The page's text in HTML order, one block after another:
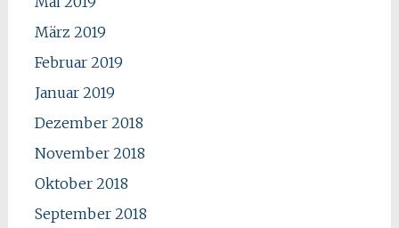
März 2019
Februar 2019
Januar 2019
Dezember 2018
November 2018
Oktober 2018
September 2018